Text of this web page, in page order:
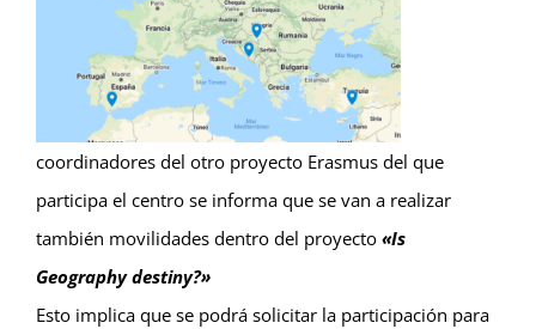
coordinadores del otro proyecto Erasmus del que
participa el centro se informa que se van a realizar
también movilidades dentro del proyecto «Is
Geography destiny?»
Esto implica que se podrá solicitar la participación para